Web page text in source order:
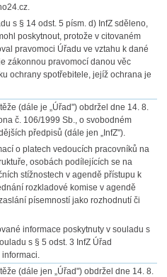
s § 14 odst. 5 písm. d) InfZ sděleno,
poskytnout, protože v citovaném
pravomoci Úřadu ve vztahu k dané
zákonnou pravomocí danou věc
ochrany spotřebitele, jejíž ochrana je
(dále je „Úřad") obdržel dne 14. 8.
č. 106/1999 Sb., o svobodném
předpisů (dále jen „InfZ").
o platech vedoucích pracovníků na
osobách podílejících se na
stížnostech v agendě přístupu k
rozkladové komise v agendě
písemností jako rozhodnutí či
informace poskytnuty v souladu s
s § 5 odst. 3 InfZ Úřad
(dále jen „Úřad") obdržel dne 14. 8.